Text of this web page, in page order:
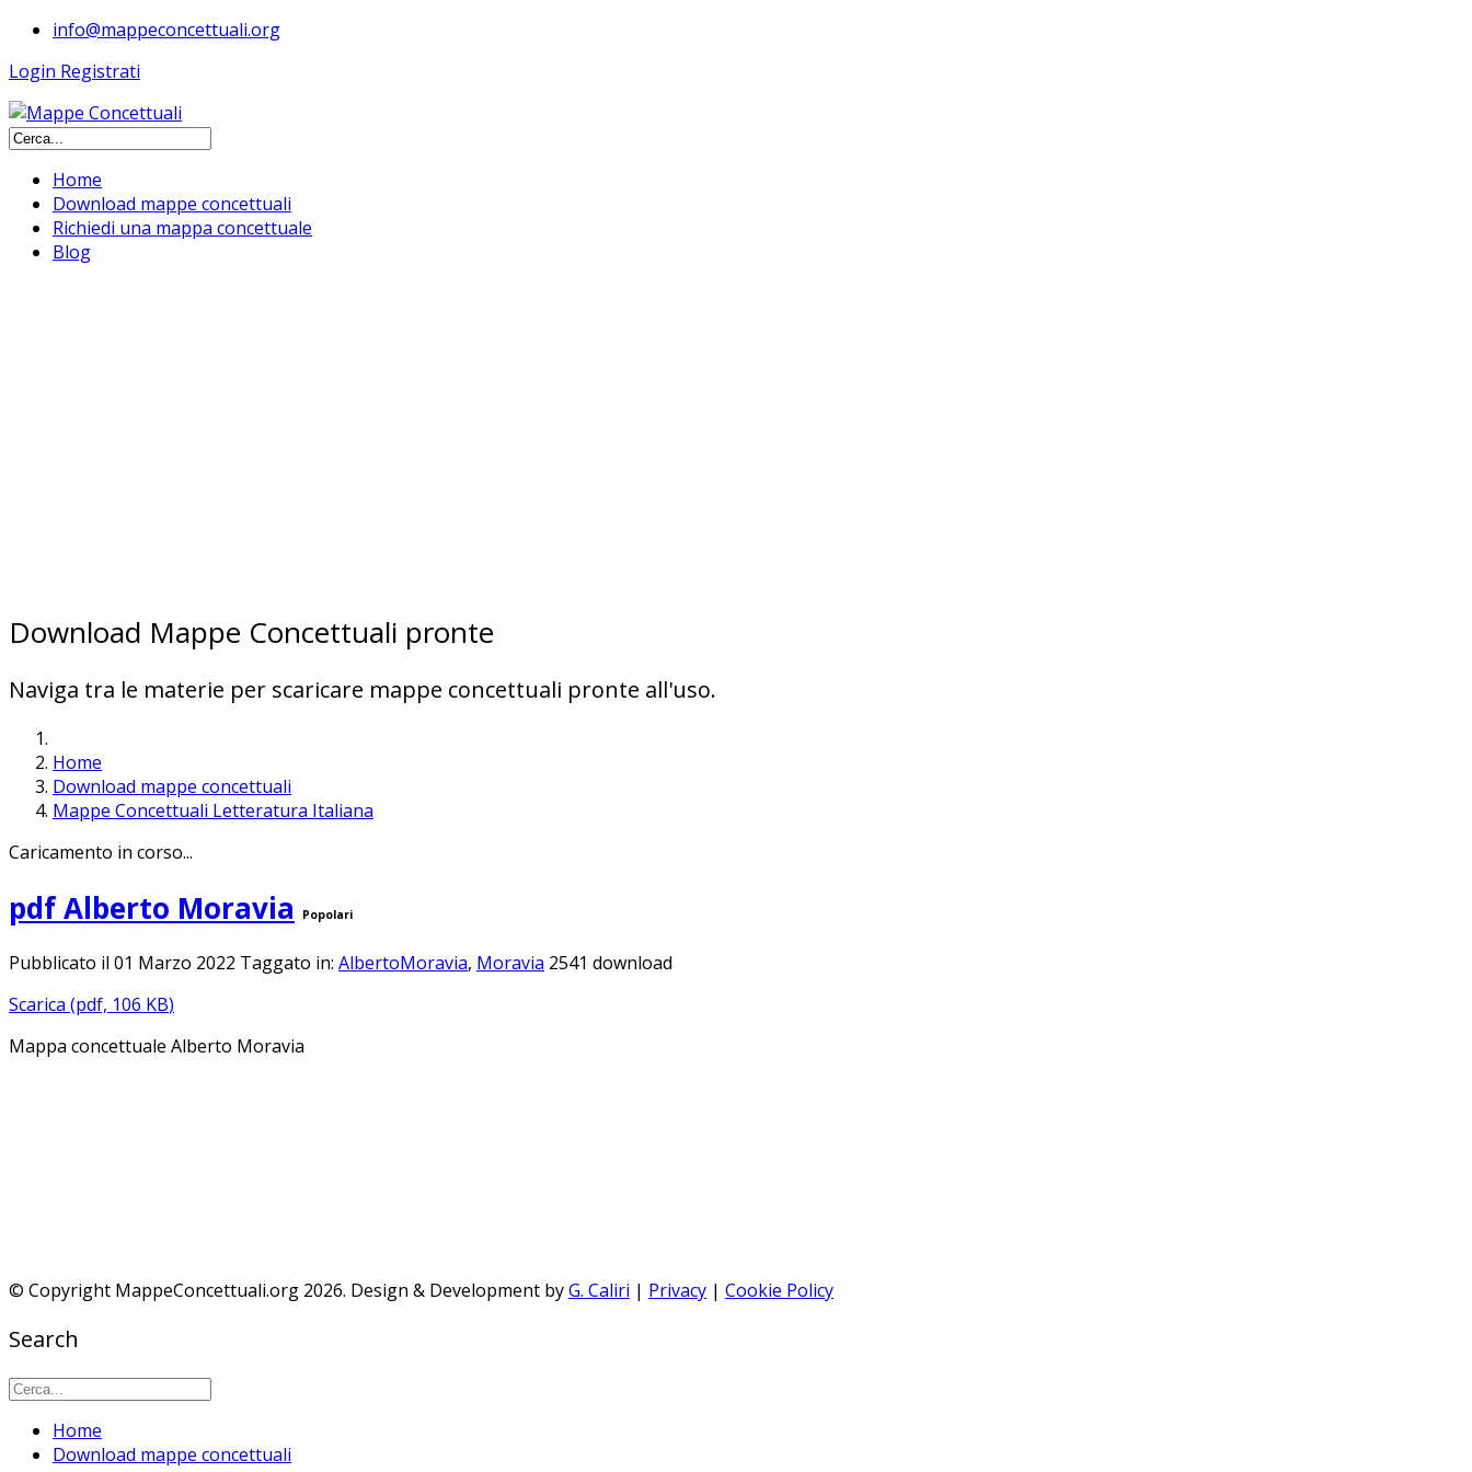
info@mappeconcettuali.org
Login Registrati
Home
Download mappe concettuali
Richiedi una mappa concettuale
Blog
Download Mappe Concettuali pronte
Naviga tra le materie per scaricare mappe concettuali pronte all'uso.
Home
Download mappe concettuali
Mappe Concettuali Letteratura Italiana
Caricamento in corso...
pdfAlberto Moravia Popolari
Pubblicato il 01 Marzo 2022 Taggato in: AlbertoMoravia, Moravia 2541 download
Scarica (pdf, 106 KB)
Mappa concettuale Alberto Moravia
© Copyright MappeConcettuali.org 2026. Design & Development byG. Caliri | Privacy | Cookie Policy
Search
Home
Download mappe concettuali